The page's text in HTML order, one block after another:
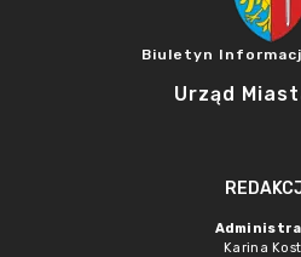
Biuletyn
Urząd
Karina